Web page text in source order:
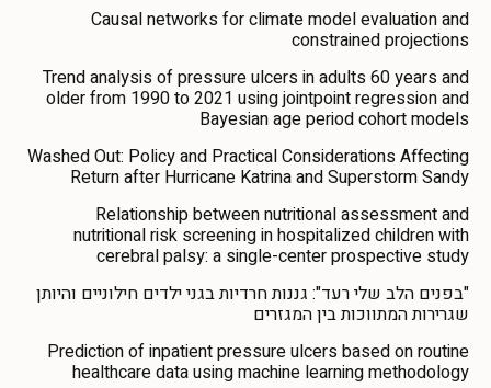
Causal networks for climate model evaluation and
constrained projections
Trend analysis of pressure ulcers in adults 60 years and
older from 1990 to 2021 using jointpoint regression and
Bayesian age period cohort models
Washed Out: Policy and Practical Considerations Affecting
Return after Hurricane Katrina and Superstorm Sandy
Relationship between nutritional assessment and
nutritional risk screening in hospitalized children with
cerebral palsy: a single-center prospective study
"בפנים הלב שלי רעד": גננות חרדיות בגני ילדים חילוניים והיותן
שגרירות המתווכות בין המגזרים
Prediction of inpatient pressure ulcers based on routine
healthcare data using machine learning methodology